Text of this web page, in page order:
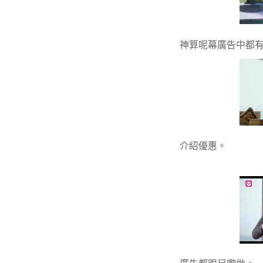
神算呢幕廣告中都
介紹優惠。